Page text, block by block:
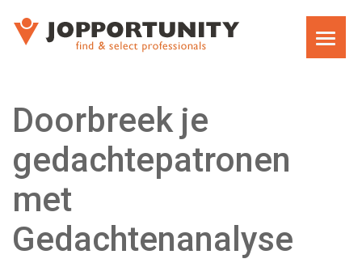
JOPPORTUNITY MEDIA RECRUITMENT
TEAM
Doorbreek je
gedachtepatronen
met
Gedachtenanalyse